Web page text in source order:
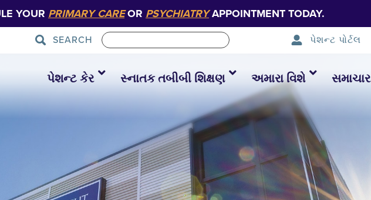
YOUR PRIMARY CAREOR PSYCHIATRYAPPOINTMENT TODAY.
SEARCH પેશન્ટ પોર્ટલ
પેશન્ટ કેર સ્નાતક તબીબી શિક્ષણ અમારા વિશે સમાચાર